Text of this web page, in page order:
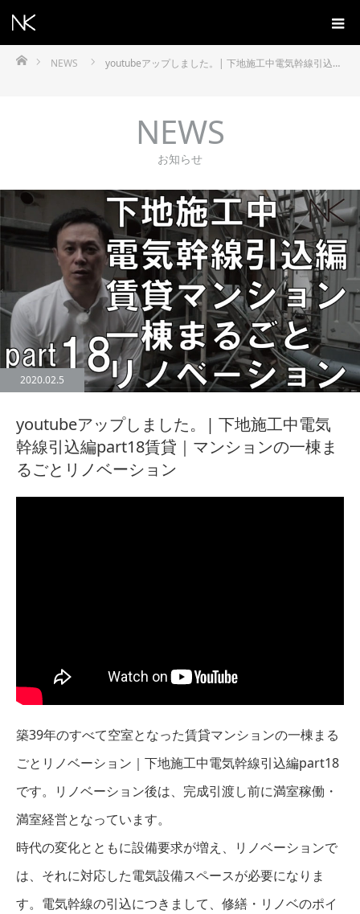
ホームNEWS youtubeアップしました。| 下地施工中電気幹線引込…
NEWS
お知らせ
2020.02.5
youtubeアップしました。| 下地施工中電気
幹線引込編part18賃貸｜マンションの一棟ま
るごとリノベーション
築39年のすべて空室となった賃貸マンションの一棟まる
ごとリノベーション｜下地施工中電気幹線引込編part18
です。リノベーション後は、完成引渡し前に満室稼働・
満室経営となっています。
時代の変化とともに設備要求が増え、リノベーションで
は、それに対応した電気設備スペースが必要になりま
す。電気幹線の引込につきまして、修繕・リノベのポイ